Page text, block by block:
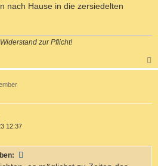
nach Hause in die zersiedelten
zur Pflicht!
a
12:37